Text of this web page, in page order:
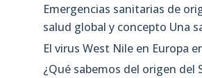
Emergencias sanitarias de
salud global y concepto Una
El virus West Nile en Europa
¿Qué sabemos del origen del